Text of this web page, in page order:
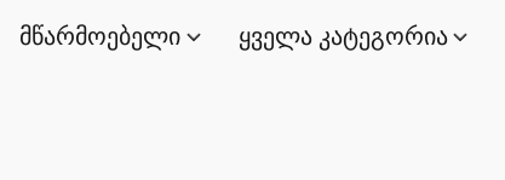
მწარმოებელი ყველა კატეგორია